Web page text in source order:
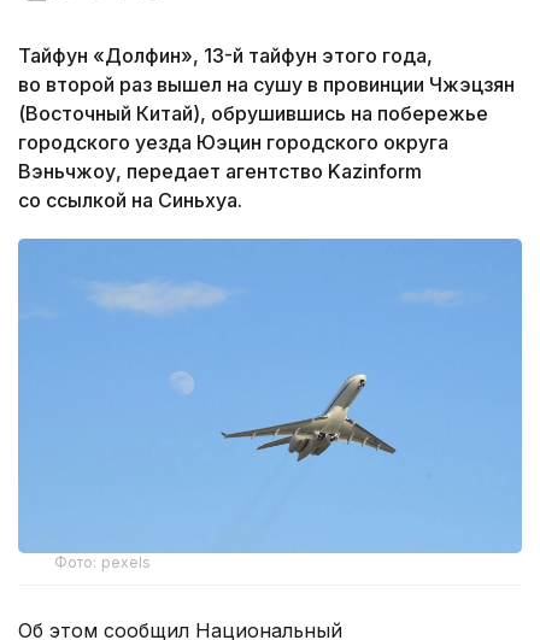
Тайфун «Долфин», 13-й тайфун этого года,
во второй раз вышел на сушу в провинции Чжэцзян
(Восточный Китай), обрушившись на побережье
городского уезда Юэцин городского округа
Вэньчжоу, передает агентство Kazinform
со ссылкой на Синьхуа.
Фото: pexels
Об этом сообщил Национальный